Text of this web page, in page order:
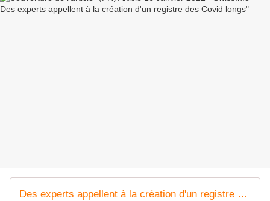
Des experts appellent à la création d'un registre des Covid longs